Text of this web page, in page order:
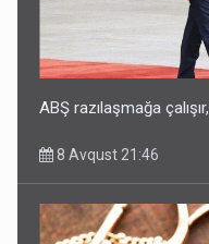
ABŞ razılaşmağa
8 Avqust 21:46